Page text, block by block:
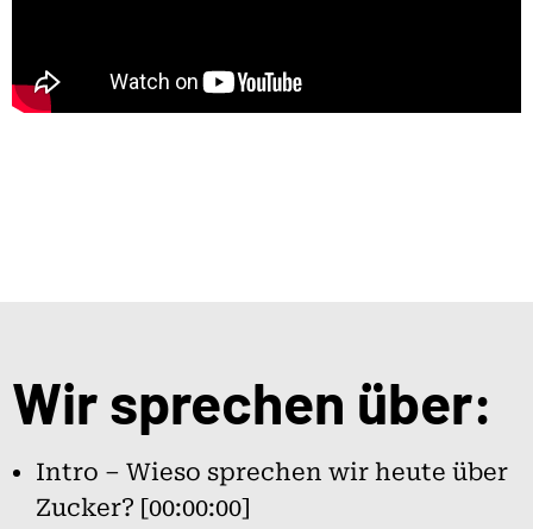
Wir sprechen über:
Intro – Wieso sprechen wir heute über
Zucker? [00:00:00]